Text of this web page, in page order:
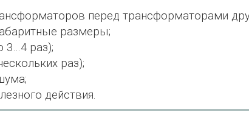
перед трансформаторами
размеры;
3…4 раз);
раз);
действия.